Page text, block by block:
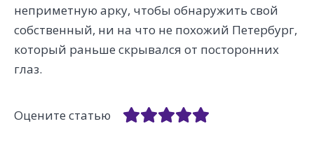
неприметную арку, чтобы обнаружить свой
собственный, ни на что не похожий Петербург,
который раньше скрывался от посторонних
глаз.
Оцените статью